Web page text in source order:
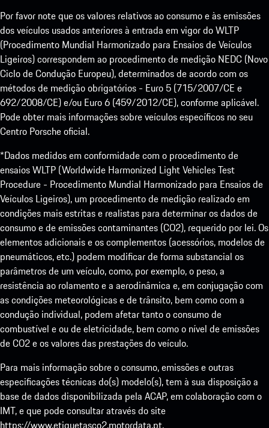
Por favor note que os valores relativos ao consumo e às emissões
dos veículos usados anteriores à entrada em vigor do WLTP
(Procedimento Mundial Harmonizado para Ensaios de Veículos
Ligeiros) correspondem ao procedimento de medição NEDC (Novo
Ciclo de Condução Europeu), determinados de acordo com os
métodos de medição obrigatórios - Euro 5 (715/2007/CE e
692/2008/CE) e/ou Euro 6 (459/2012/CE), conforme aplicável.
Pode obter mais informações sobre veículos específicos no seu
Centro Porsche oficial.
*Dados medidos em conformidade com o procedimento de
ensaios WLTP (Worldwide Harmonized Light Vehicles Test
Procedure - Procedimento Mundial Harmonizado para Ensaios de
Veículos Ligeiros), um procedimento de medição realizado em
condições mais estritas e realistas para determinar os dados de
consumo e de emissões contaminantes (CO2), requerido por lei. Os
elementos adicionais e os complementos (acessórios, modelos de
pneumáticos, etc.) podem modificar de forma substancial os
parâmetros de um veículo, como, por exemplo, o peso, a
resistência ao rolamento e a aerodinâmica e, em conjugação com
as condições meteorológicas e de trânsito, bem como com a
condução individual, podem afetar tanto o consumo de
combustível e ou de eletricidade, bem como o nível de emissões
de CO2 e os valores das prestações do veículo.
Para mais informação sobre o consumo, emissões e outras
especificações técnicas do(s) modelo(s), tem à sua disposição a
base de dados disponibilizada pela ACAP, em colaboração com o
IMT, e que pode consultar através do site
https://www.etiquetasco2.motordata.pt.